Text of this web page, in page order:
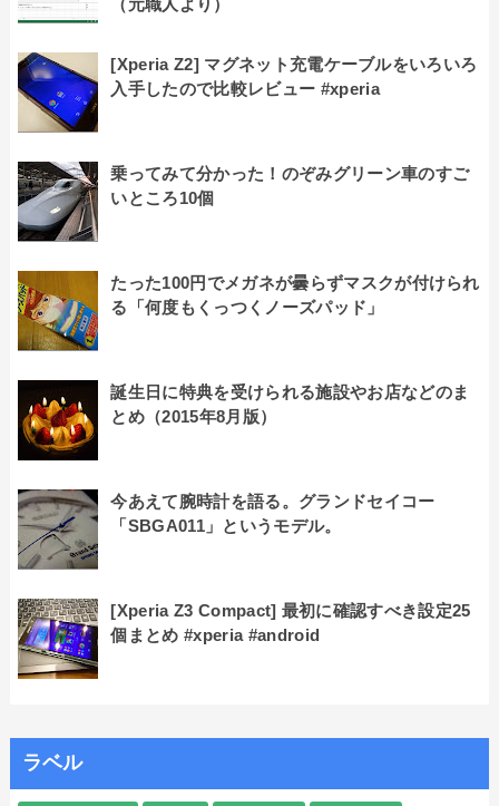
[Xperia Z2] マグネット充電ケーブルをいろいろ
入手したので比較レビュー #xperia
乗ってみて分かった！のぞみグリーン車のすご
いところ10個
たった100円でメガネが曇らずマスクが付けられ
る「何度もくっつくノーズパッド」
誕生日に特典を受けられる施設やお店などのま
とめ（2015年8月版）
今あえて腕時計を語る。グランドセイコー
「SBGA011」というモデル。
[Xperia Z3 Compact] 最初に確認すべき設定25
個まとめ #xperia #android
ラベル